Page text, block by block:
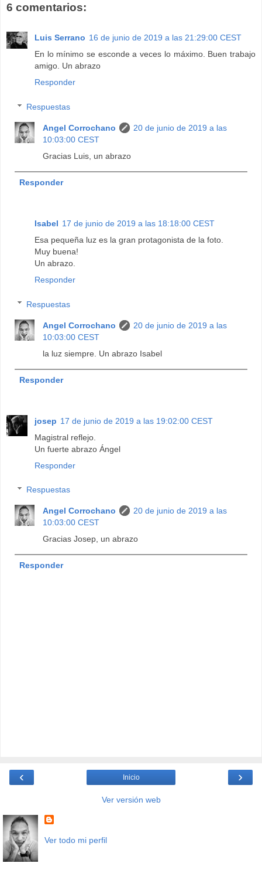
6 comentarios:
Luis Serrano 16 de junio de 2019 a las 21:29:00 CEST
En lo mínimo se esconde a veces lo máximo. Buen trabajo
amigo. Un abrazo
Responder
Respuestas
Angel Corrochano
20 de junio de 2019 a las
10:03:00 CEST
Gracias Luis, un abrazo
Responder
Isabel 17 de junio de 2019 a las 18:18:00 CEST
Esa pequeña luz es la gran protagonista de la foto.
Muy buena!
Un abrazo.
Responder
Respuestas
Angel Corrochano
20 de junio de 2019 a las
10:03:00 CEST
la luz siempre. Un abrazo Isabel
Responder
josep 17 de junio de 2019 a las 19:02:00 CEST
Magistral reflejo.
Un fuerte abrazo Ángel
Responder
Respuestas
Angel Corrochano
20 de junio de 2019 a las
10:03:00 CEST
Gracias Josep, un abrazo
Responder
‹ ›
Inicio
Ver versión web
Ver todo mi perfil